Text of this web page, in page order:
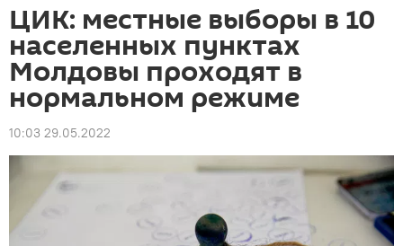
ЦИК: местные выборы в 10
населенных пунктах
Молдовы проходят в
нормальном режиме
10:03 29.05.2022